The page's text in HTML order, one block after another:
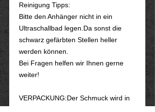
Reinigung Tipps:
Bitte den Anhänger nicht in ein
Ultraschallbad legen.Da sonst die
schwarz gefärbten Stellen heller
werden können.
Bei Fragen helfen wir Ihnen gerne
weiter!
VERPACKUNG:Der Schmuck wird in